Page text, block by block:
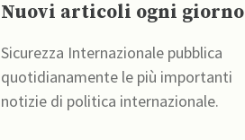
Nuovi articoli ogni giorno
Sicurezza Internazionale pubblica
quotidianamente le più importanti
notizie di politica internazionale.